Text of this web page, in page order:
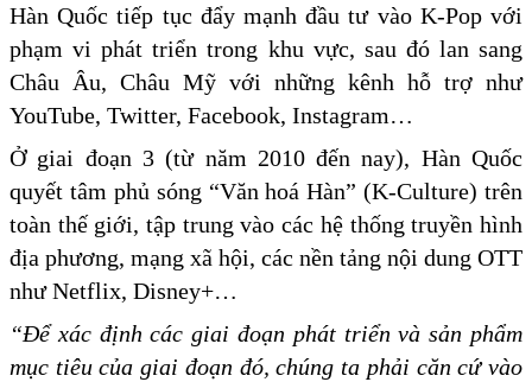
Hàn Quốc tiếp tục đẩy mạnh đầu tư vào K-Pop với
phạm vi phát triển trong khu vực, sau đó lan sang
Châu Âu, Châu Mỹ với những kênh hỗ trợ như
YouTube, Twitter, Facebook, Instagram…
Ở giai đoạn 3 (từ năm 2010 đến nay), Hàn Quốc
quyết tâm phủ sóng “Văn hoá Hàn” (K-Culture) trên
toàn thế giới, tập trung vào các hệ thống truyền hình
địa phương, mạng xã hội, các nền tảng nội dung OTT
như Netflix, Disney+…
“Để xác định các giai đoạn phát triển và sản phẩm
mục tiêu của giai đoạn đó, chúng ta phải căn cứ vào